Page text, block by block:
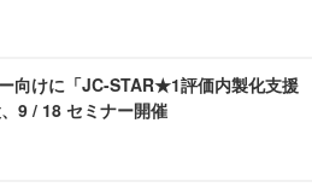
向けに「JC-STAR★1評価内製化支援
9 / 18 セミナー開催